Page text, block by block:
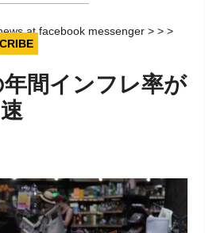
at facebook messenger > > >
間インフレ率が